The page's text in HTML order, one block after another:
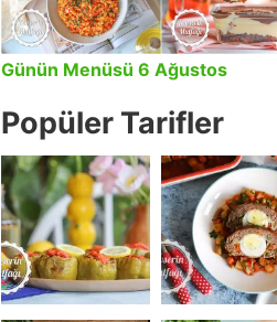
Günün Menüsü 6 Ağustos
Popüler Tarifler